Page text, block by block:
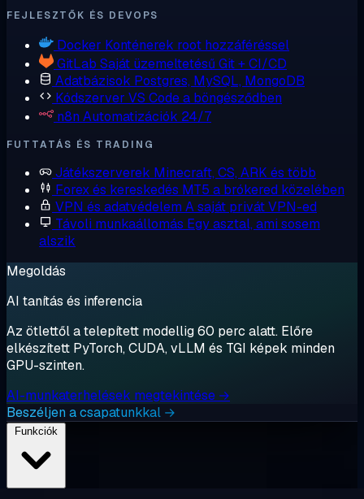
FEJLESZTŐK ÉS DEVOPS
Docker Konténerek root hozzáféréssel
GitLab Saját üzemeltetésű Git + CI/CD
Adatbázisok Postgres, MySQL, MongoDB
Kódszerver VS Code a böngésződben
n8n Automatizációk 24/7
FUTTATÁS ÉS TRADING
Játékszerverek Minecraft, CS, ARK és több
Forex és kereskedés MT5 a brókered közelében
VPN és adatvédelem A saját privát VPN-ed
Távoli munkaállomás Egy asztal, ami sosem
alszik
Megoldás
AI tanítás és inferencia
Az ötlettől a telepített modellig 60 perc alatt. Előre
elkészített PyTorch, CUDA, vLLM és TGI képek minden
GPU-szinten.
AI-munkaterhelések megtekintése →
Beszéljen a csapatunkkal →